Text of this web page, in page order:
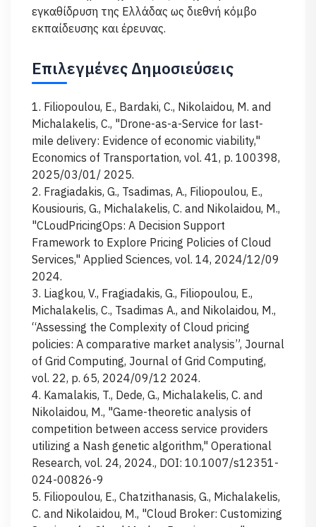
εγκαθίδρυση της Ελλάδας ως διεθνή κόμβο
εκπαίδευσης και έρευνας.
Επιλεγμένες Δημοσιεύσεις
1. Filiopoulou, E., Bardaki, C., Nikolaidou, M. and
Michalakelis, C., "Drone-as-a-Service for last-
mile delivery: Evidence of economic viability,"
Economics of Transportation, vol. 41, p. 100398,
2025/03/01/ 2025.
2. Fragiadakis, G., Tsadimas, A., Filiopoulou, E.,
Kousiouris, G., Michalakelis, C. and Nikolaidou, M.,
"CLoudPricingOps: A Decision Support
Framework to Explore Pricing Policies of Cloud
Services," Applied Sciences, vol. 14, 2024/12/09
2024.
3. Liagkou, V., Fragiadakis, G., Filiopoulou, E.,
Michalakelis, C., Tsadimas A., and Nikolaidou, M.,
“Assessing the Complexity of Cloud pricing
policies: A comparative market analysis”, Journal
of Grid Computing, Journal of Grid Computing,
vol. 22, p. 65, 2024/09/12 2024.
4. Kamalakis, T., Dede, G., Michalakelis, C. and
Nikolaidou, M., "Game-theoretic analysis of
competition between access service providers
utilizing a Nash genetic algorithm," Operational
Research, vol. 24, 2024., DOI: 10.1007/s12351-
024-00826-9
5. Filiopoulou, E., Chatzithanasis, G., Michalakelis,
C. and Nikolaidou, M., "Cloud Broker: Customizing